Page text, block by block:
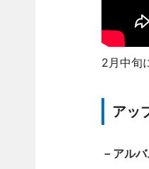
2月中旬
アッ
－アル